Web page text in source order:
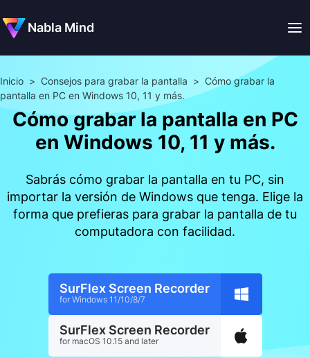
Nabla Mind
Inicio > Consejos para grabar la pantalla > Cómo grabar la
pantalla en PC en Windows 10, 11 y más.
Cómo grabar la pantalla en PC
en Windows 10, 11 y más.
Sabrás cómo grabar la pantalla en tu PC, sin
importar la versión de Windows que tenga. Elige la
forma que prefieras para grabar la pantalla de tu
computadora con facilidad.
SurFlex Screen Recorder
for Windows 11/10/8/7
SurFlex Screen Recorder
for macOS 10.15 and later